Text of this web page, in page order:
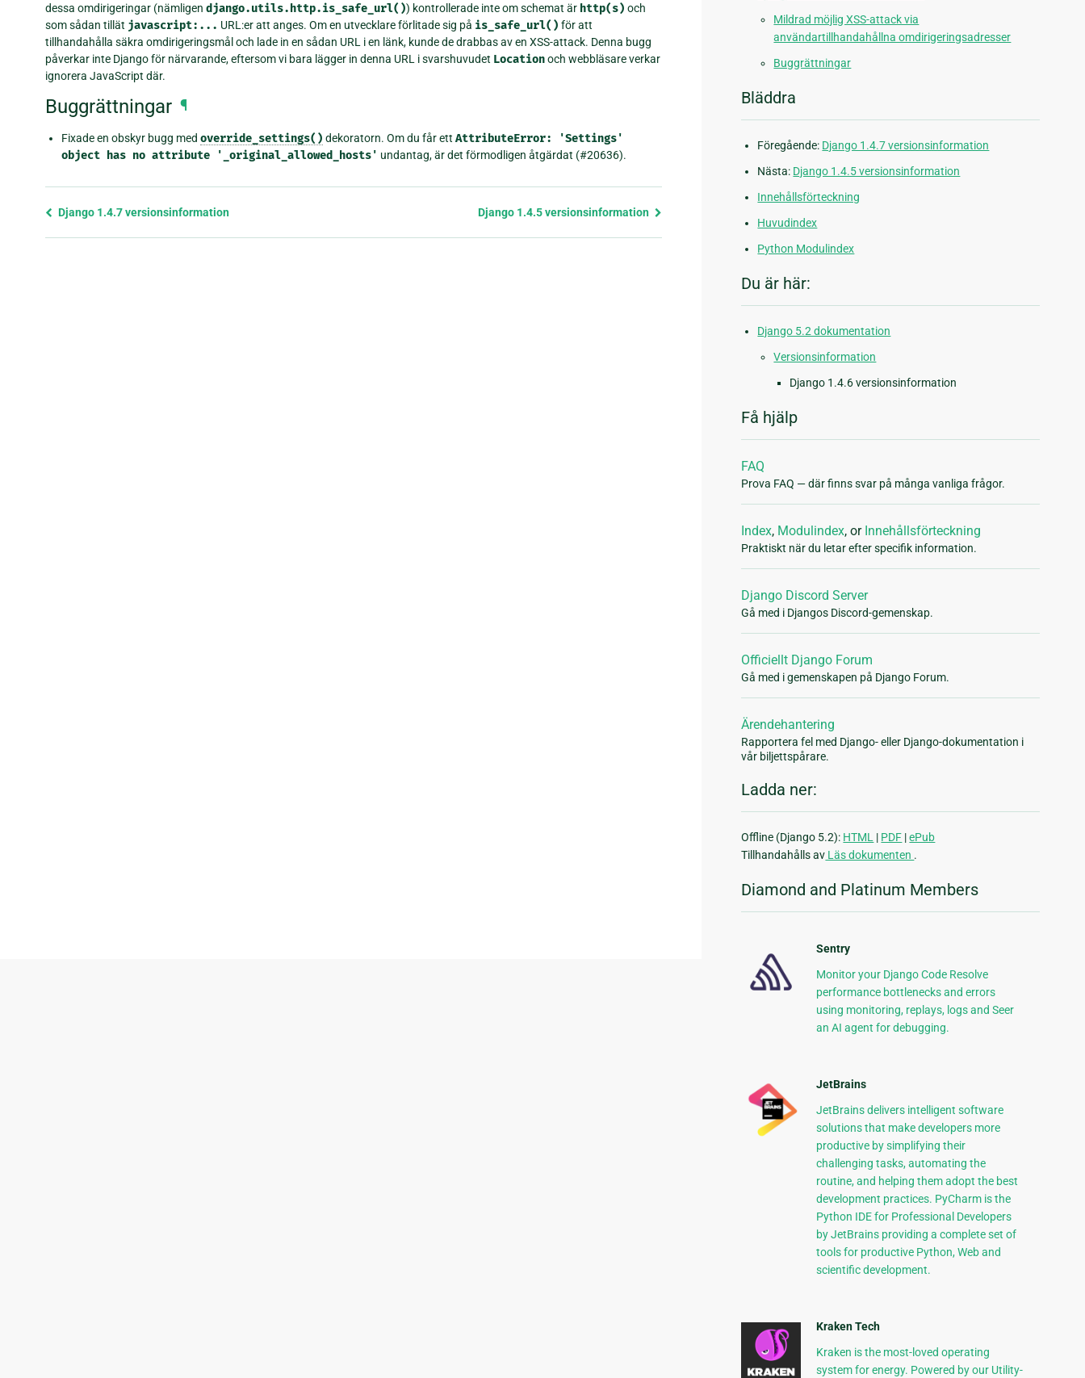
dessa omdirigeringar (nämligen django.utils.http.is_safe_url()) kontrollerade inte om schemat är http(s) och
som sådan tillät javascript:... URL:er att anges. Om en utvecklare förlitade sig på is_safe_url() för att
tillhandahålla säkra omdirigeringsmål och lade in en sådan URL i en länk, kunde de drabbas av en XSS-attack. Denna bugg
påverkar inte Django för närvarande, eftersom vi bara lägger in denna URL i svarshuvudet Locationoch webbläsare verkar
ignorera JavaScript där.
Buggrättningar ¶
Fixade en obskyr bugg med override_settings() dekoratorn. Om du får ett AttributeError:
'Settings'
object has no attribute '_original_allowed_hosts' undantag, är det förmodligen åtgärdat (#20636).
Föregående
Django 1.4.7 versionsinformation Django 1.4.5 versionsinformation
Mildrad möjlig XSS-attack via
användartillhandahållna omdirigeringsadresser
Buggrättningar
Bläddra
Föregående: Django 1.4.7 versionsinformation
Nästa: Django 1.4.5 versionsinformation
Innehållsförteckning
Huvudindex
Python Modulindex
Du är här:
Django 5.2 dokumentation
Versionsinformation
Django 1.4.6 versionsinformation
Få hjälp
FAQ
Prova FAQ — där finns svar på många vanliga frågor.
Index, Modulindex, or Innehållsförteckning
Praktiskt när du letar efter specifik information.
Django Discord Server
Gå med i Djangos Discord-gemenskap.
Officiellt Django Forum
Gå med i gemenskapen på Django Forum.
Ärendehantering
Rapportera fel med Django- eller Django-dokumentation i
vår biljettspårare.
Ladda ner:
Offline (Django 5.2): HTML | PDF |ePub
Tillhandahålls av Läs dokumenten .
Diamond and Platinum Members
Sentry
Monitor your Django Code Resolve
performance bottlenecks and errors
using monitoring, replays, logs and Seer
an AI agent for debugging.
JetBrains
JetBrains delivers intelligent software
solutions that make developers more
productive by simplifying their
challenging tasks, automating the
routine, and helping them adopt the best
development practices. PyCharm is the
Python IDE for Professional Developers
by JetBrains providing a complete set of
tools for productive Python, Web and
scientific development.
Kraken Tech
Kraken is the most-loved operating
system for energy. Powered by our Utility-